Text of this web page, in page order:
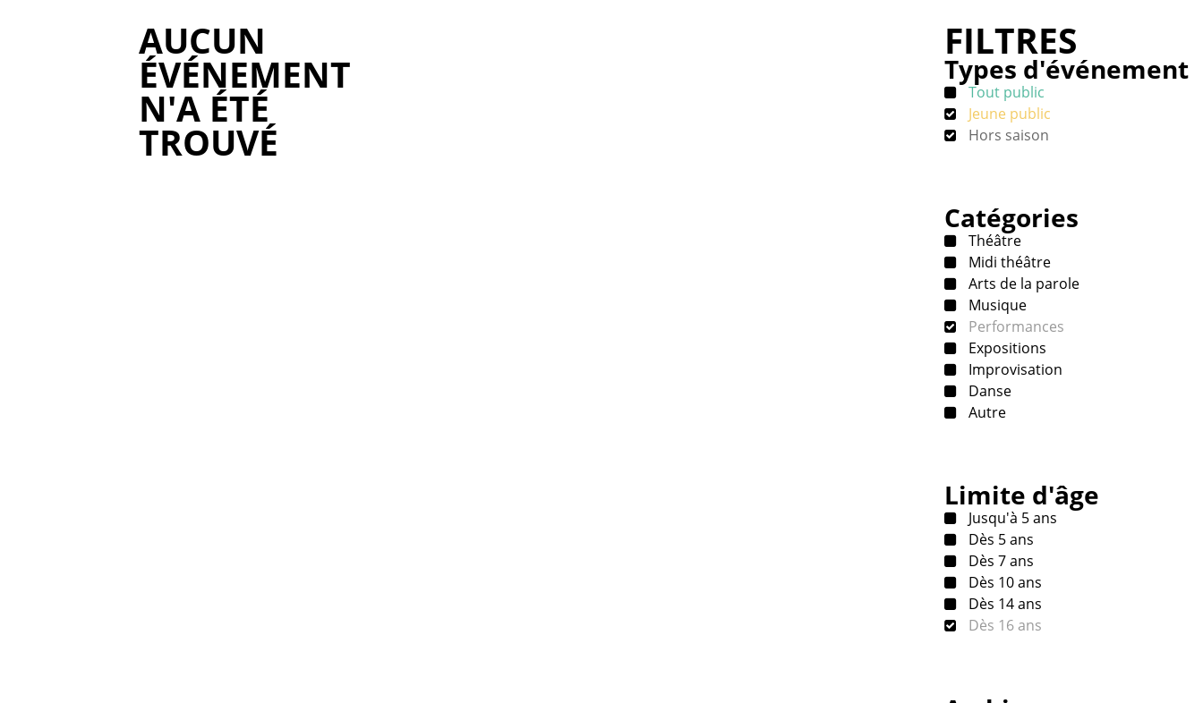
AUCUN
ÉVÉNEMENT
N'A ÉTÉ
TROUVÉ
FILTRES
Types d'événement
Tout public
Jeune public
Hors saison
Catégories
Théâtre
Midi théâtre
Arts de la parole
Musique
Performances
Expositions
Improvisation
Danse
Autre
Limite d'âge
Jusqu'à 5 ans
Dès 5 ans
Dès 7 ans
Dès 10 ans
Dès 14 ans
Dès 16 ans